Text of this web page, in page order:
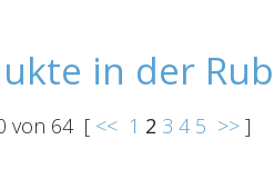
in der
von 64[ << 1 2 3 4 5 >> ]